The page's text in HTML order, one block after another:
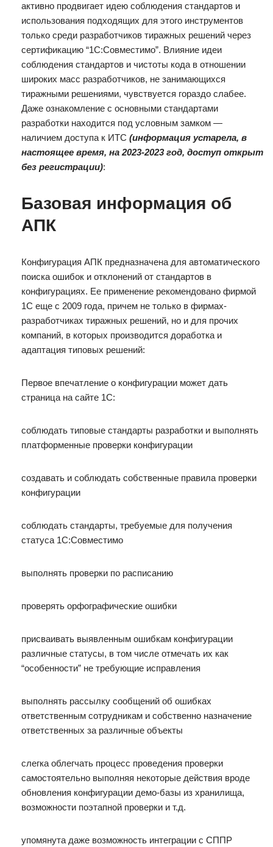
активно продвигает идею соблюдения стандартов и
использования подходящих для этого инструментов
только среди разработчиков тиражных решений через
сертификацию “1С:Совместимо”. Влияние идеи
соблюдения стандартов и чистоты кода в отношении
широких масс разработчиков, не занимающихся
тиражными решениями, чувствуется гораздо слабее.
Даже ознакомление с основными стандартами
разработки находится под условным замком —
наличием доступа к ИТС (информация устарела, в
настоящее время, на 2023-2023 год, доступ открыт
без регистрации):
Базовая информация об
АПК
Конфигурация АПК предназначена для автоматического
поиска ошибок и отклонений от стандартов в
конфигурациях. Ее применение рекомендовано фирмой
1С еще с 2009 года, причем не только в фирмах-
разработчиках тиражных решений, но и для прочих
компаний, в которых производится доработка и
адаптация типовых решений:
Первое впечатление о конфигурации может дать
страница на сайте 1С:
соблюдать типовые стандарты разработки и выполнять
платформенные проверки конфигурации
создавать и соблюдать собственные правила проверки
конфигурации
соблюдать стандарты, требуемые для получения
статуса 1С:Совместимо
выполнять проверки по расписанию
проверять орфографические ошибки
присваивать выявленным ошибкам конфигурации
различные статусы, в том числе отмечать их как
“особенности” не требующие исправления
выполнять рассылку сообщений об ошибках
ответственным сотрудникам и собственно назначение
ответственных за различные объекты
слегка облегчать процесс проведения проверки
самостоятельно выполняя некоторые действия вроде
обновления конфигурации демо-базы из хранилища,
возможности поэтапной проверки и т.д.
упомянута даже возможность интеграции с СППР